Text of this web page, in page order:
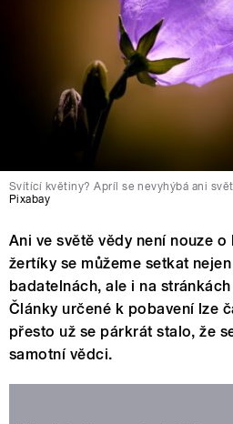
Svítící květiny? Apríl se nevyhýbá ani
Pixabay
Ani ve světě vědy není nouze
žertíky se můžeme setkat
badatelnách, ale i na
Články určené k pobavení lze
přesto už se párkrát stalo, že
samotní vědci.